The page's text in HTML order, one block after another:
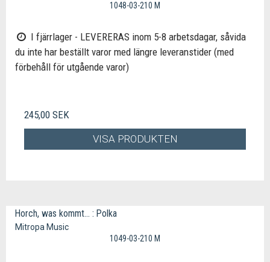
1048-03-210 M
I fjärrlager - LEVERERAS inom 5-8 arbetsdagar, såvida
du inte har beställt varor med längre leveranstider (med
förbehåll för utgående varor)
245,00 SEK
VISA PRODUKTEN
Horch, was kommt... : Polka
Mitropa Music
1049-03-210 M